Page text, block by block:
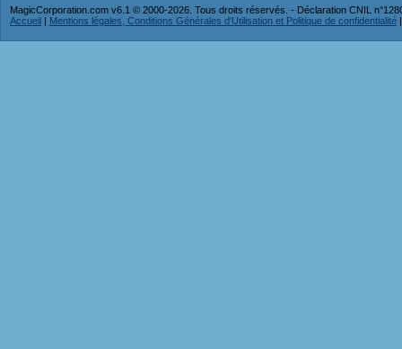
MagicCorporation.com v6.1 © 2000-2026. Tous droits réservés. - Déclaration CNIL
Accueil | Mentions légales, Conditions Générales d'Utilisation et Politique de confidentialité